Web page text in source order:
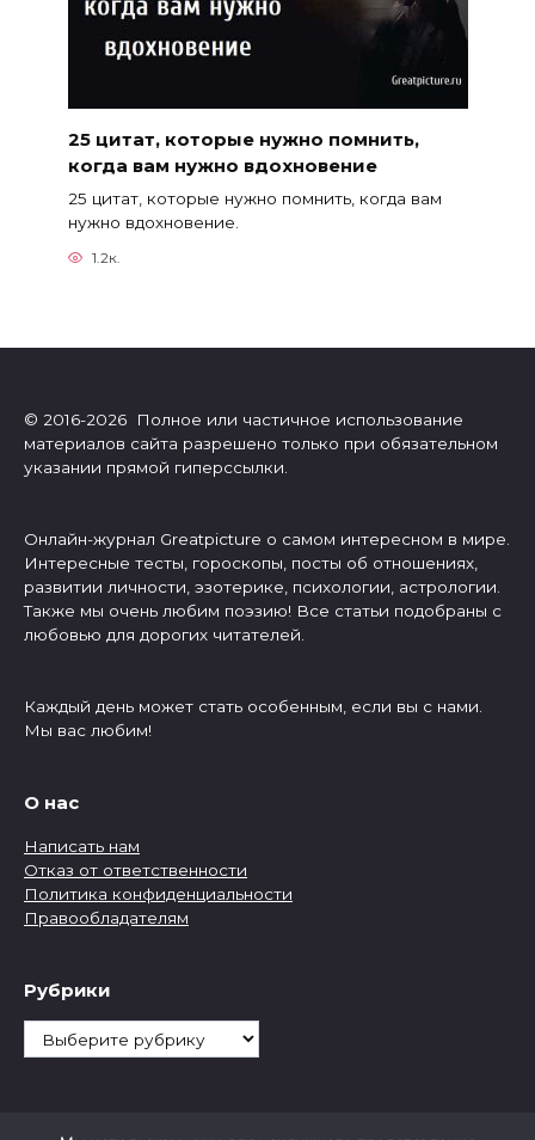
25 цитат, которые нужно помнить,
когда вам нужно вдохновение
25 цитат, которые нужно помнить, когда вам
нужно вдохновение.
1.2к.
© 2016-2026 Полное или частичное использование
материалов сайта разрешено только при обязательном
указании прямой гиперссылки.
Онлайн-журнал Greatpicture о самом интересном в мире.
Интересные тесты, гороскопы, посты об отношениях,
развитии личности, эзотерике, психологии, астрологии.
Также мы очень любим поэзию! Все статьи подобраны с
любовью для дорогих читателей.
Каждый день может стать особенным, если вы с нами.
Мы вас любим!
О нас
Написать нам
Отказ от ответственности
Политика конфиденциальности
Правообладателям
Рубрики
Рубрики